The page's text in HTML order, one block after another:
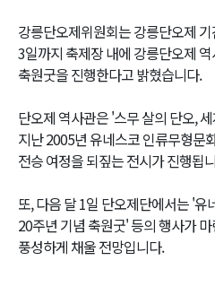
강릉단오제위원회는 강릉단오제
3일까지 축제장 내에 강릉단오제
축원굿을 진행한다고 밝혔습니다.
단오제 역사관은 '스무 살의 단오,
지난 2005년 유네스코 인류무형문
전승 여정을 되짚는 전시가 진행됩
또, 다음 달 1일 단오제단에서는 '
20주년 기념 축원굿' 등의 행사가
풍성하게 채울 전망입니다.